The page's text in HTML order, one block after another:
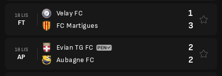
18 LIS
FT
Velay FC
FC Martigues
1
3
18 LIS
AP
Evian TG FC
Aubagne FC
2
2